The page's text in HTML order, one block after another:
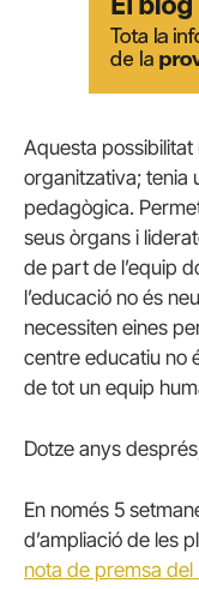
Aquesta possibilitat
organitzativa; tenia
pedagògica.
seus òrgans i
de part de l’equip
l’educació no és
necessiten eines
centre educatiu no
de tot un equip
Dotze anys
En només 5
d’ampliació de les
nota de premsa